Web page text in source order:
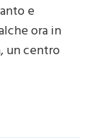
e
ora in
un centro